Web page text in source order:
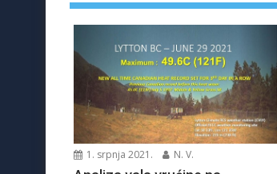
1. srpnja 2021. N. V.